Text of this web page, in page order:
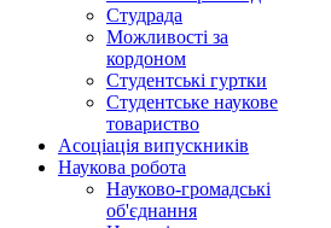
Студрада
Можливості за
кордоном
Студентські гуртки
Студентське наукове
товариство
Асоціація випускників
Наукова робота
Науково-громадські
об'єднання